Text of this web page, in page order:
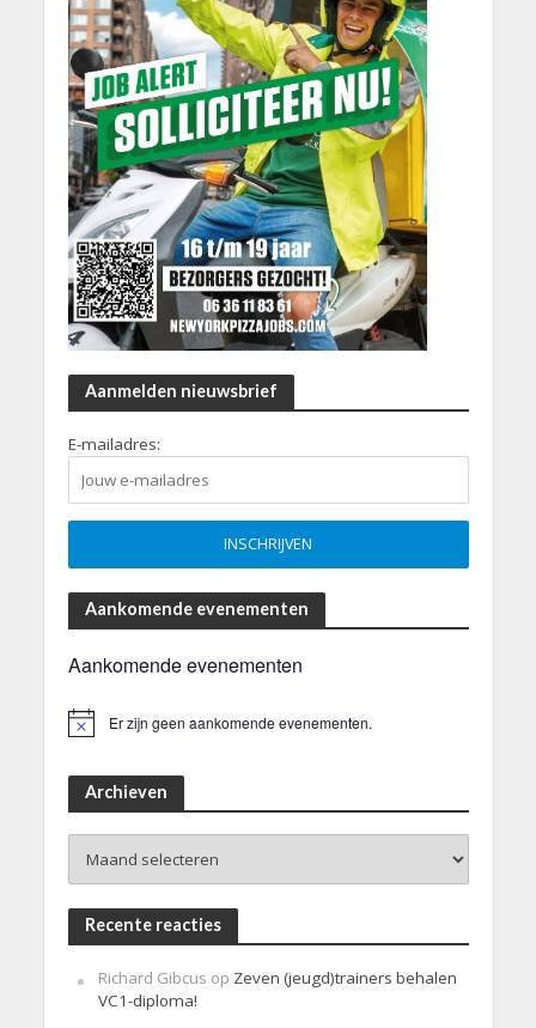
Aanmelden nieuwsbrief
E-mailadres:
Aankomende evenementen
Aankomende evenementen
Er zijn geen aankomende evenementen.
Archieven
Recente reacties
Richard Gibcus op Zeven (jeugd)trainers behalen
VC1-diploma!